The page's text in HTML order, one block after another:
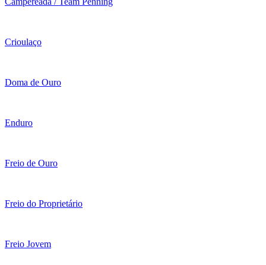
Crioulaço
Doma de Ouro
Enduro
Freio de Ouro
Freio do Proprietário
Freio Jovem